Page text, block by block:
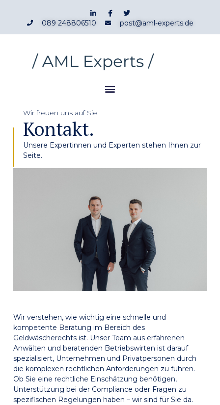
089 248806510 post@aml-experts.de
Wir freuen uns auf Sie.
Kontakt.
Unsere Expertinnen und Experten stehen Ihnen zur
Seite.
Wir verstehen, wie wichtig eine schnelle und
kompetente Beratung im Bereich des
Geldwäscherechts ist. Unser Team aus erfahrenen
Anwälten und beratenden Betriebswirten ist darauf
spezialisiert, Unternehmen und Privatpersonen durch
die komplexen rechtlichen Anforderungen zu führen.
Ob Sie eine rechtliche Einschätzung benötigen,
Unterstützung bei der Compliance oder Fragen zu
spezifischen Regelungen haben – wir sind für Sie da.